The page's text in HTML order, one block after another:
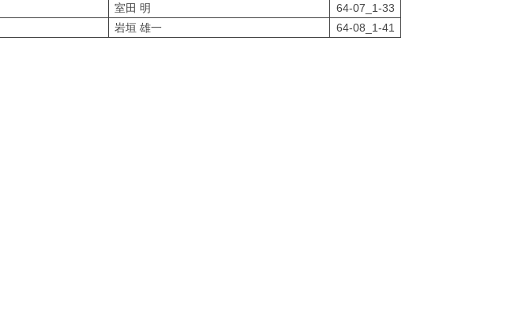
室田 明
64-07_1-33
岩垣 雄一 64-08_1-41